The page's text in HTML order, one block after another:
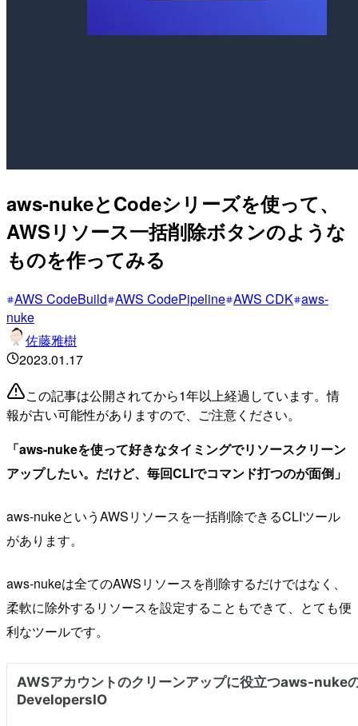
aws-nukeとCodeシリーズを使って、
AWSリソース一括削除ボタンのような
ものを作ってみる
AWS CodeBuild AWS CodePipeline AWS CDK aws-
nuke
佐藤雅樹
2023.01.17
この記事は公開されてから1年以上経過しています。情
報が古い可能性がありますので、ご注意ください。
「aws-nukeを使って好きなタイミングでリソースクリーン
アップしたい。だけど、毎回CLIでコマンド打つのが面倒」
aws-nukeというAWSリソースを一括削除できるCLIツール
があります。
aws-nukeは全てのAWSリソースを削除するだけではなく、
柔軟に除外するリソースを設定することもできて、とても便
利なツールです。